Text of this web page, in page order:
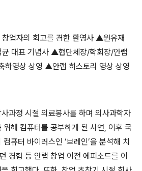
업자의 회고를 겸한 환영사 ▲원유재
대표 기념사 ▲협단체장/학회장/안랩
하영상 상영 ▲안랩 히스토리 영상 상영
과정 시절 의료봉사를 하며 의사과학자
해 컴퓨터를 공부하게 된 사연, 이후 국
퓨터 바이러스인 ‘브레인’을 분석해 치
경험 등 안랩 창업 이전 에피소드를 이